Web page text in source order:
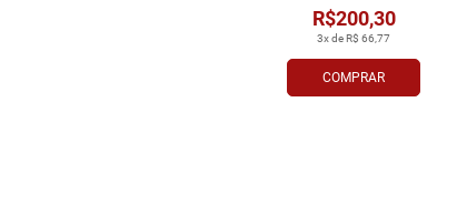
COMPRAR
3x de R$ 66,77
R$200,30